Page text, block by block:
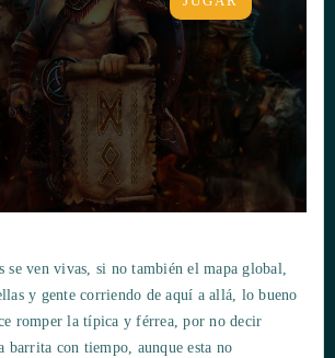
se ven vivas, si no también el mapa global,
y gente corriendo de aquí a allá, lo bueno
romper la típica y férrea, por no decir
barrita con tiempo, aunque esta no